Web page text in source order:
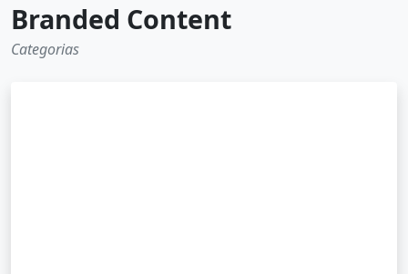
Branded Content
Categorias